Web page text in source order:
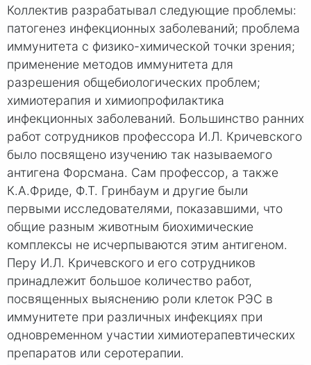
Коллектив разрабатывал следующие проблемы:
патогенез инфекционных заболеваний; проблема
иммунитета с физико-химической точки зрения;
применение методов иммунитета для
разрешения общебиологических проблем;
химиотерапия и химиопрофилактика
инфекционных заболеваний. Большинство ранних
работ сотрудников профессора И.Л. Кричевского
было посвящено изучению так называемого
антигена Форсмана. Сам профессор, а также
К.А.Фриде, Ф.Т. Гринбаум и другие были
первыми исследователями, показавшими, что
общие разным животным биохимические
комплексы не исчерпываются этим антигеном.
Перу И.Л. Кричевского и его сотрудников
принадлежит большое количество работ,
посвященных выяснению роли клеток РЭС в
иммунитете при различных инфекциях при
одновременном участии химиотерапевтических
препаратов или серотерапии.